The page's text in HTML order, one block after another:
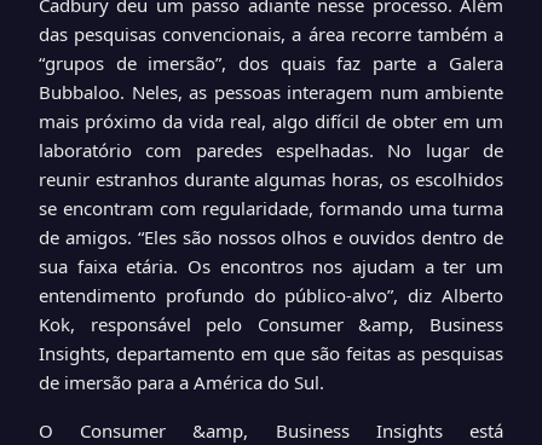
Cadbury deu um passo adiante nesse processo. Além
das pesquisas convencionais, a área recorre também a
“grupos de imersão”, dos quais faz parte a Galera
Bubbaloo. Neles, as pessoas interagem num ambiente
mais próximo da vida real, algo difícil de obter em um
laboratório com paredes espelhadas. No lugar de
reunir estranhos durante algumas horas, os escolhidos
se encontram com regularidade, formando uma turma
de amigos. “Eles são nossos olhos e ouvidos dentro de
sua faixa etária. Os encontros nos ajudam a ter um
entendimento profundo do público-alvo”, diz Alberto
Kok, responsável pelo Consumer &amp, Business
Insights, departamento em que são feitas as pesquisas
de imersão para a América do Sul.
O Consumer &amp, Business Insights está